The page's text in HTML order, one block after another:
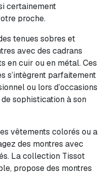
certainement
proche.
tenues sobres et
avec des cadrans
en cuir ou en métal. Ces
s’intègrent parfaitement
ou lors d’occasions
sophistication à son
vêtements colorés ou a
des montres avec
La collection Tissot
propose des montres